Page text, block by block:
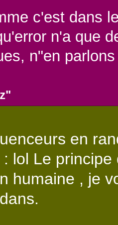
c'est dans
n'a que
n"en
en
lol Le
humaine , je